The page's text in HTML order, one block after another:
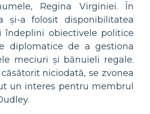
Regina Virginiei. În
și-a folosit disponibilitatea
îndeplini obiectivele politice
diplomatice de a gestiona
meciuri și bănuieli regale.
niciodată, se zvonea
un interes pentru membrul